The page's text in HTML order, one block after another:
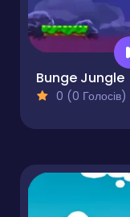
Bunge Jungle
0 (0 Голосів)